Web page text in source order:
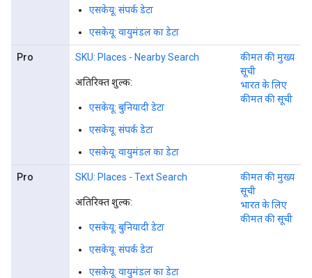
एसकेयू: संपर्क डेटा
एसकेयू: वायुमंडल का डेटा
Pro SKU: Places - Nearby Search
अतिरिक्त शुल्क:
एसकेयू: बुनियादी डेटा
एसकेयू: संपर्क डेटा
एसकेयू: वायुमंडल का डेटा
कीमत की मुख्य
सूची
भारत के लिए
कीमत की सूची
Pro SKU: Places - Text Search
अतिरिक्त शुल्क:
एसकेयू: बुनियादी डेटा
एसकेयू: संपर्क डेटा
एसकेयू: वायुमंडल का डेटा
कीमत की मुख्य
सूची
भारत के लिए
कीमत की सूची